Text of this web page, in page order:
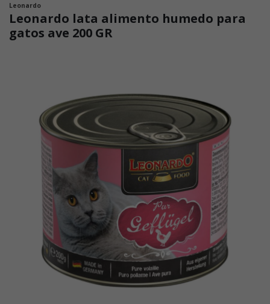
Leonardo
Leonardo lata alimento humedo para
gatos ave 200 GR